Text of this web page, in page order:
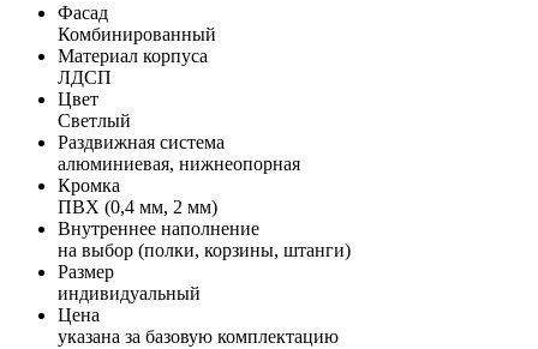
Фасад
Комбинированный
Материал корпуса
ЛДСП
Цвет
Светлый
Раздвижная система
алюминиевая, нижнеопорная
Кромка
ПВХ (0,4 мм, 2 мм)
Внутреннее наполнение
на выбор (полки, корзины, штанги)
Размер
индивидуальный
Цена
указана за базовую комплектацию